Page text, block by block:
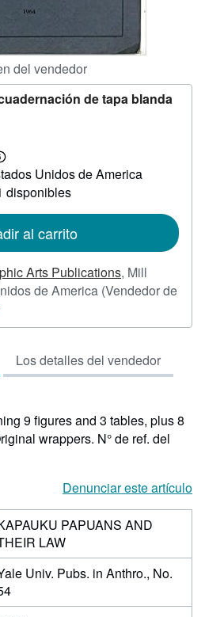
del vendedor
de tapa blanda
sobre
las
Unidos de America
disponibles
al carrito
Arts Publications, Mill
de America (Vendedor de
Los detalles del vendedor
9 figures and 3 tables, plus 8
wrappers. N° de ref. del
Denunciar este artículo
PAPUANS AND
LAW
Univ. Pubs. in Anthro., No.